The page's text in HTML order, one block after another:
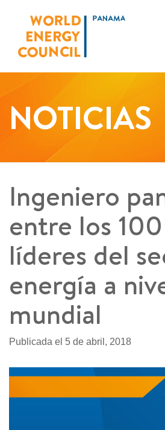
NOTICIAS
Ingeniero
entre los
líderes del
energía a
mundial
Publicada el 5 de abril, 2018